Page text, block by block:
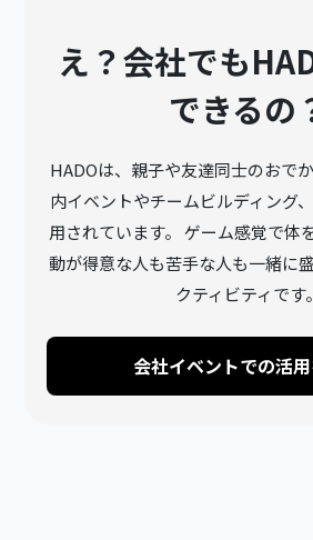
え？会社でも
できるの
HADOは、親子や友達同士のおで
内イベントやチームビルディング
用されています。 ゲーム感覚で体
動が得意な人も苦手な人も一緒に
クティビティです。
会社イベントでの活